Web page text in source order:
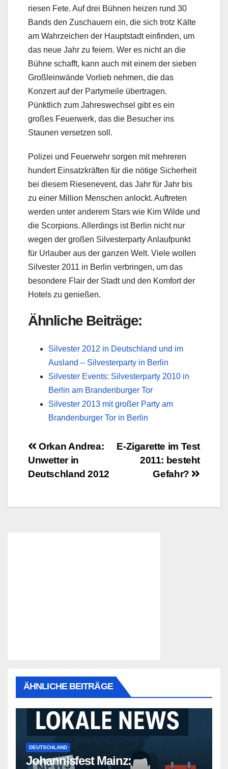
riesen Fete. Auf drei Bühnen heizen rund 30
Bands den Zuschauern ein, die sich trotz Kälte
am Wahrzeichen der Hauptstadt einfinden, um
das neue Jahr zu feiern. Wer es nicht an die
Bühne schafft, kann auch mit einem der sieben
Großleinwände Vorlieb nehmen, die das
Konzert auf der Partymeile übertragen.
Pünktlich zum Jahreswechsel gibt es ein
großes Feuerwerk, das die Besucher ins
Staunen versetzen soll.
Polizei und Feuerwehr sorgen mit mehreren
hundert Einsatzkräften für die nötige Sicherheit
bei diesem Riesenevent, das Jahr für Jahr bis
zu einer Million Menschen anlockt. Auftreten
werden unter anderem Stars wie Kim Wilde und
die Scorpions. Allerdings ist Berlin nicht nur
wegen der großen Silvesterparty Anlaufpunkt
für Urlauber aus der ganzen Welt. Viele wollen
Silvester 2011 in Berlin verbringen, um das
besondere Flair der Stadt und den Komfort der
Hotels zu genießen.
Ähnliche Beiträge:
Silvester 2012 in Deutschland und im
Ausland – Silvesterparty in Berlin
Silvester Events: Silvesterparty 2010 in
Berlin am Brandenburger Tor
Silvester 2013 mit großer Party am
Brandenburger Tor in Berlin
Beitragsnavigation
E-Zigarette im Test
2011: besteht
Gefahr?
Orkan Andrea:
Unwetter in
Deutschland 2012
ÄHNLICHE BEITRÄGE
DEUTSCHLAND
Johannisfest Mainz: